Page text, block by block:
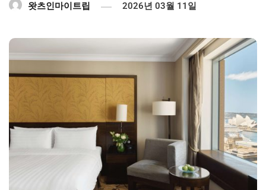
왓츠인마이트립 2026년 03월 11일